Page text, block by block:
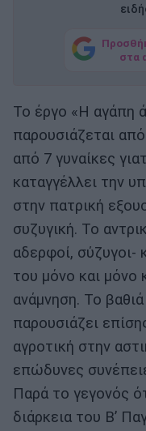
στα
Το έργο «Η αγάπη
παρουσιάζεται
από 7 γυναίκες
καταγγέλλει την
στην πατρική
συζυγική. Το
αδερφοί, σύζυγοι-
του μόνο και μόνο
ανάμνηση. Το
παρουσιάζει
αγροτική στην
επώδυνες
Παρά το γεγονός
διάρκεια του Β’